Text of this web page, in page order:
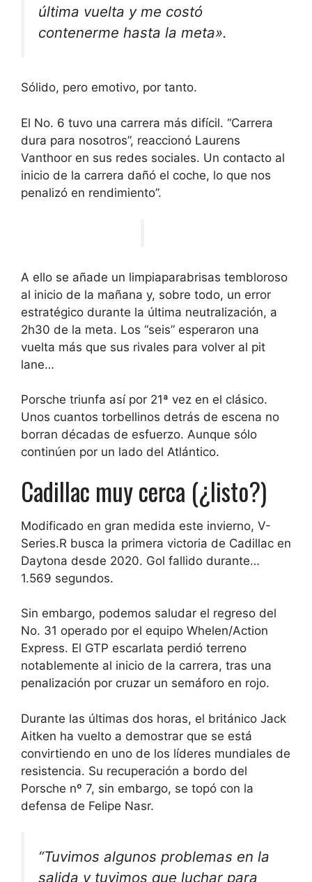
última vuelta y me costó
contenerme hasta la meta».
Sólido, pero emotivo, por tanto.
El No. 6 tuvo una carrera más difícil. “Carrera
dura para nosotros”, reaccionó Laurens
Vanthoor en sus redes sociales. Un contacto al
inicio de la carrera dañó el coche, lo que nos
penalizó en rendimiento”.
A ello se añade un limpiaparabrisas tembloroso
al inicio de la mañana y, sobre todo, un error
estratégico durante la última neutralización, a
2h30 de la meta. Los “seis” esperaron una
vuelta más que sus rivales para volver al pit
lane…
Porsche triunfa así por 21ª vez en el clásico.
Unos cuantos torbellinos detrás de escena no
borran décadas de esfuerzo. Aunque sólo
continúen por un lado del Atlántico.
Cadillac muy cerca (¿listo?)
Modificado en gran medida este invierno, V-
Series.R busca la primera victoria de Cadillac en
Daytona desde 2020. Gol fallido durante…
1.569 segundos.
Sin embargo, podemos saludar el regreso del
No. 31 operado por el equipo Whelen/Action
Express. El GTP escarlata perdió terreno
notablemente al inicio de la carrera, tras una
penalización por cruzar un semáforo en rojo.
Durante las últimas dos horas, el británico Jack
Aitken ha vuelto a demostrar que se está
convirtiendo en uno de los líderes mundiales de
resistencia. Su recuperación a bordo del
Porsche nº 7, sin embargo, se topó con la
defensa de Felipe Nasr.
“Tuvimos algunos problemas en la
salida y tuvimos que luchar para